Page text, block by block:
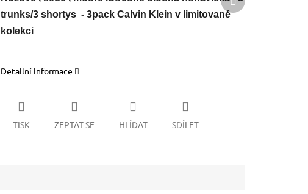
trunks/3 shortys - 3pack Calvin Klein v limitované
kolekci
Detailní informace
TISK ZEPTAT SE HLÍDAT SDÍLET
produkt